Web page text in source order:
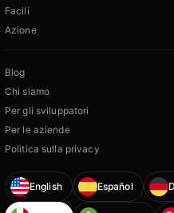
Facili
Azione
Blog
Chi siamo
Per gli sviluppatori
Per le aziende
Politica sulla privacy
English Español